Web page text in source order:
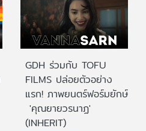
GDH ร่วมกับ TOFU
FILMS ปล่อยตัวอย่าง
แรก! ภาพยนตร์ฟอร์มยักษ์
'คุณยายวรนาฏ'
(INHERIT)